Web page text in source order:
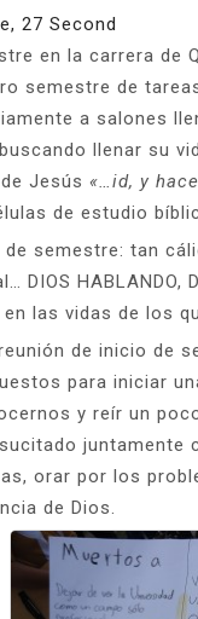
27 Second
en la carrera de
semestre de
a salones
llenar su
Jesús «…id, y
de estudio
semestre: tan
DIOS
las vidas de los
de inicio de
para iniciar
y reír un
juntamente
orar por los
de Dios.